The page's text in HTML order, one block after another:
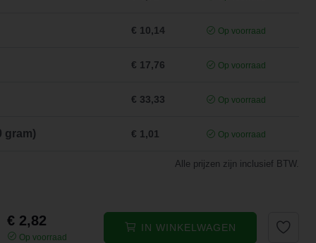
€ 10,14 Op voorraad
€ 17,76 Op voorraad
€ 33,33 Op voorraad
gram) € 1,01 Op voorraad
Alle prijzen zijn inclusief BTW.
€ 2,82
Op voorraad
IN WINKELWAGEN